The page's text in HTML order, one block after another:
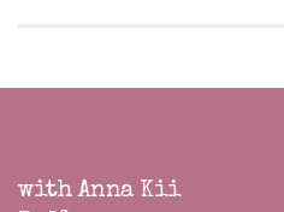
with Anna Kii